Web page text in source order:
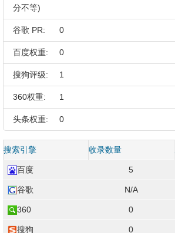
分不等)
谷歌 PR: 0
百度权重: 0
搜狗评级: 1
360权重: 1
头条权重: 0
搜索引擎 收录数量
百度 5
谷歌 N/A
360 0
搜狗 0